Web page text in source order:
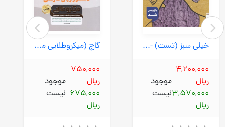
گاج (میکروطلایی مینی) - دستور زبان فارسی
750,000
ریال
675,000
ریال
موجود
نیست
خیلی سبز (تست) - فلسفه یازدهم
4,200,000
ریال
3,570,000
ریال
موجود
نیست